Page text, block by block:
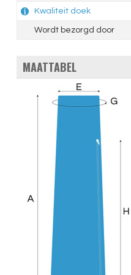
Kwaliteit doek
Wordt bezorgd door
MAATTABEL